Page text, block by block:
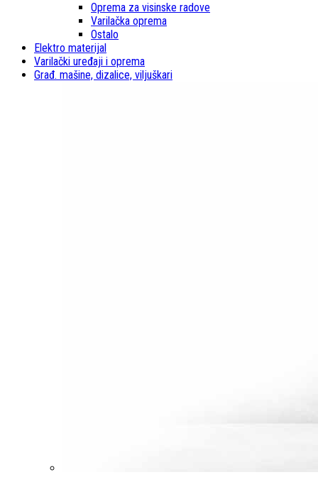
Oprema za visinske radove
Varilačka oprema
Ostalo
Elektro materijal
Varilački uređaji i oprema
Građ. mašine, dizalice, viljuškari